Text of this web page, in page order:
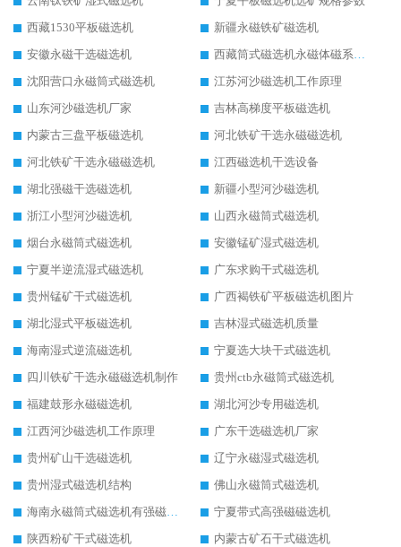
西藏1530平板磁选机
新疆永磁铁矿磁选机
安徽永磁干选磁选机
西藏筒式磁选机永磁体磁系设计
沈阳营口永磁筒式磁选机
江苏河沙磁选机工作原理
山东河沙磁选机厂家
吉林高梯度平板磁选机
内蒙古三盘平板磁选机
河北铁矿干选永磁磁选机
河北铁矿干选永磁磁选机
江西磁选机干选设备
湖北强磁干选磁选机
新疆小型河沙磁选机
浙江小型河沙磁选机
山西永磁筒式磁选机
烟台永磁筒式磁选机
安徽锰矿湿式磁选机
宁夏半逆流湿式磁选机
广东求购干式磁选机
贵州锰矿干式磁选机
广西褐铁矿平板磁选机图片
湖北湿式平板磁选机
吉林湿式磁选机质量
海南湿式逆流磁选机
宁夏选大块干式磁选机
四川铁矿干选永磁磁选机制作
贵州ctb永磁筒式磁选机
福建鼓形永磁磁选机
湖北河沙专用磁选机
江西河沙磁选机工作原理
广东干选磁选机厂家
贵州矿山干选磁选机
辽宁永磁湿式磁选机
贵州湿式磁选机结构
佛山永磁筒式磁选机
海南永磁筒式磁选机有强磁的吗
宁夏带式高强磁磁选机
陕西粉矿干式磁选机
内蒙古矿石干式磁选机